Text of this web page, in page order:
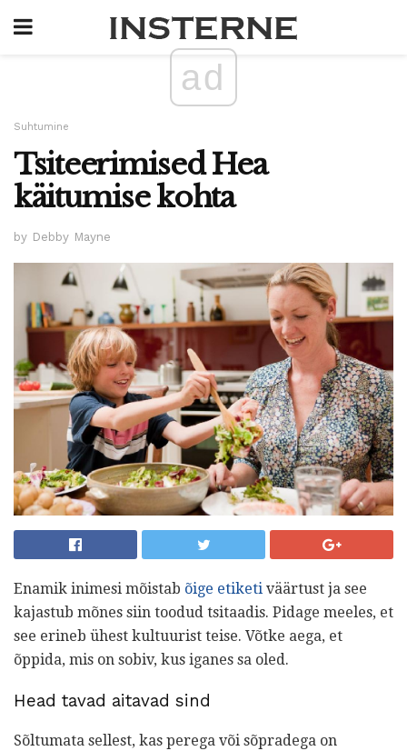
ad
Suhtumine
Tsiteerimised Hea
käitumise kohta
by Debby Mayne
Enamik inimesi mõistab õige etiketi väärtust ja see
kajastub mõnes siin toodud tsitaadis. Pidage meeles, et
see erineb ühest kultuurist teise. Võtke aega, et
õppida, mis on sobiv, kus iganes sa oled.
Head tavad aitavad sind
Sõltumata sellest, kas perega või sõpradega on